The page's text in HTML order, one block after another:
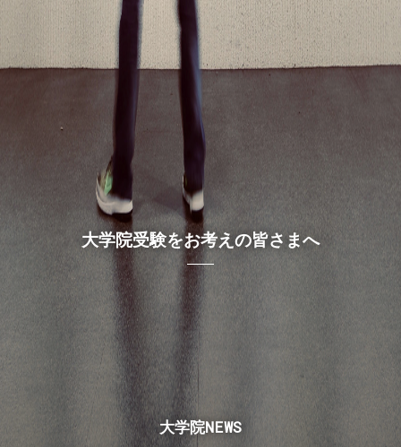
大学院受験をお考えの皆さまへ
大学院NEWS